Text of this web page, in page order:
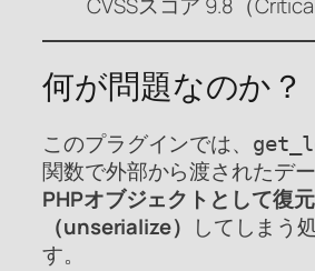
何が問題なのか？
このプラグインでは、
関数で外部から渡されたデ
PHPオブジェクトとして復元
（unserialize） してしまう
す。